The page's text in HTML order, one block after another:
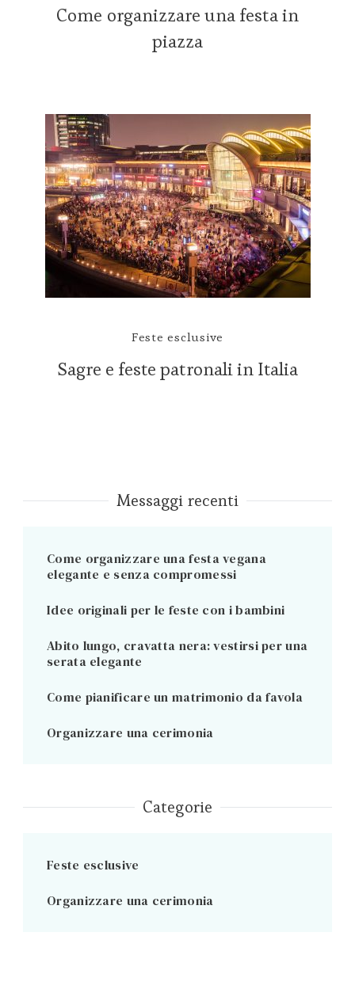
Come organizzare una festa in
piazza
Feste esclusive
Sagre e feste patronali in Italia
Messaggi recenti
Come organizzare una festa vegana
elegante e senza compromessi
Idee originali per le feste con i bambini
Abito lungo, cravatta nera: vestirsi per una
serata elegante
Come pianificare un matrimonio da favola
Organizzare una cerimonia
Categorie
Feste esclusive
Organizzare una cerimonia